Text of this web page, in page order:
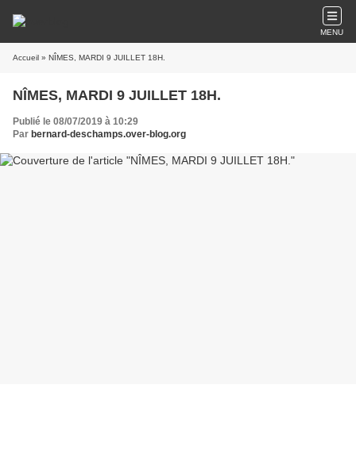
MENU
Accueil » NÎMES, MARDI 9 JUILLET 18H.
NÎMES, MARDI 9 JUILLET 18H.
Publié le 08/07/2019 à 10:29
Par bernard-deschamps.over-blog.org